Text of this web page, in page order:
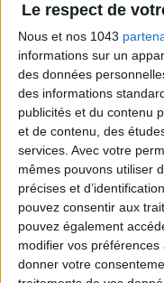
Le respect de
Nous et nos 1043
informations sur un
des données
des informations
publicités et du contenu
et de contenu, des
services. Avec votre
mêmes pouvons utiliser
précises et
pouvez consentir aux
pouvez également
modifier vos
donner votre
LES